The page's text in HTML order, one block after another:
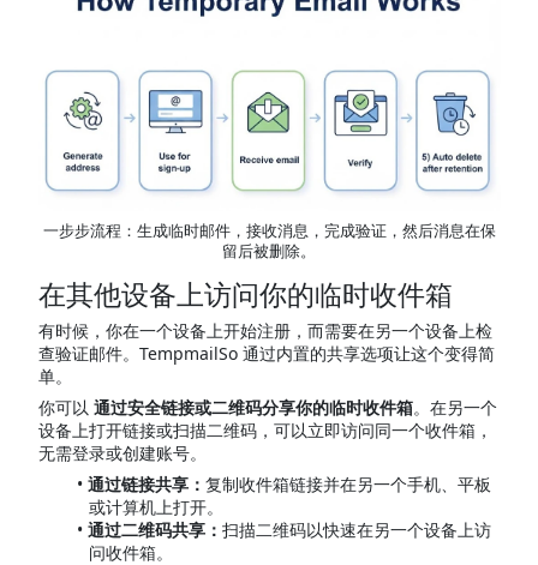
一步步流程：生成临时邮件，接收消息，完成验证，然后消息在保
留后被删除。
在其他设备上访问你的临时收件箱
有时候，你在一个设备上开始注册，而需要在另一个设备上检
查验证邮件。TempmailSo 通过内置的共享选项让这个变得简
单。
你可以 通过安全链接或二维码分享你的临时收件箱。在另一个
设备上打开链接或扫描二维码，可以立即访问同一个收件箱，
无需登录或创建账号。
通过链接共享：复制收件箱链接并在另一个手机、平板
或计算机上打开。
通过二维码共享：扫描二维码以快速在另一个设备上访
问收件箱。